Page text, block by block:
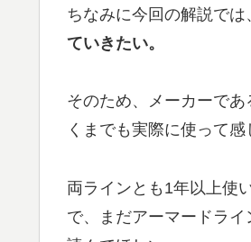
ちなみに今回の解説では
ていきたい。
そのため、メーカーで
くまでも実際に使って感
両ラインとも1年以上使
で、まだアーマードラ